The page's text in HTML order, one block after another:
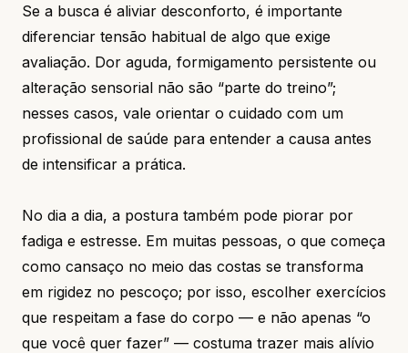
Se a busca é aliviar desconforto, é importante
diferenciar tensão habitual de algo que exige
avaliação. Dor aguda, formigamento persistente ou
alteração sensorial não são “parte do treino”;
nesses casos, vale orientar o cuidado com um
profissional de saúde para entender a causa antes
de intensificar a prática.
No dia a dia, a postura também pode piorar por
fadiga e estresse. Em muitas pessoas, o que começa
como cansaço no meio das costas se transforma
em rigidez no pescoço; por isso, escolher exercícios
que respeitam a fase do corpo — e não apenas “o
que você quer fazer” — costuma trazer mais alívio